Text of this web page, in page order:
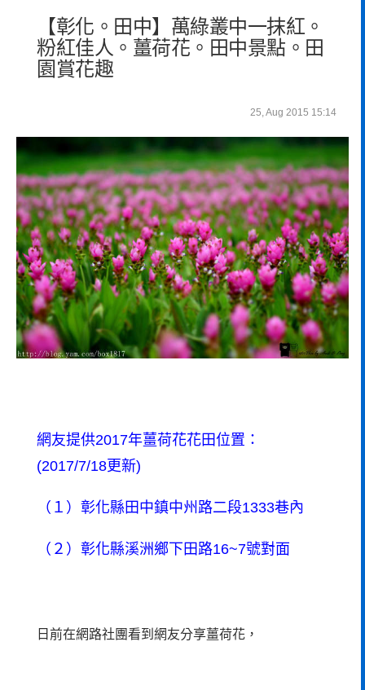
【彰化。田中】萬綠叢中一抹紅。
粉紅佳人。薑荷花。田中景點。田
園賞花趣
25, Aug 2015 15:14
網友提供2017年薑荷花花田位置：
(2017/7/18更新)
（１）彰化縣田中鎮中州路二段1333巷內
（２）彰化縣溪洲鄉下田路16~7號對面
日前在網路社團看到網友分享薑荷花，